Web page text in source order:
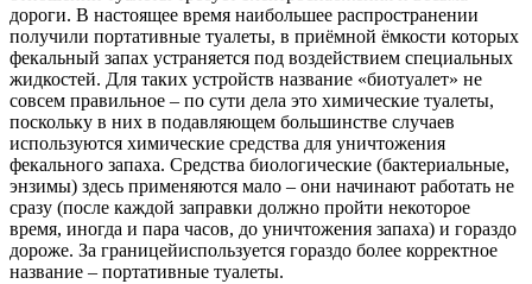
дороги. В настоящее время наибольшее распространении
получили портативные туалеты, в приёмной ёмкости которых
фекальный запах устраняется под воздействием специальных
жидкостей. Для таких устройств название «биотуалет» не
совсем правильное – по сути дела это химические туалеты,
поскольку в них в подавляющем большинстве случаев
используются химические средства для уничтожения
фекального запаха. Средства биологические (бактериальные,
энзимы) здесь применяются мало – они начинают работать не
сразу (после каждой заправки должно пройти некоторое
время, иногда и пара часов, до уничтожения запаха) и гораздо
дороже. За границейиспользуется гораздо более корректное
название – портативные туалеты.